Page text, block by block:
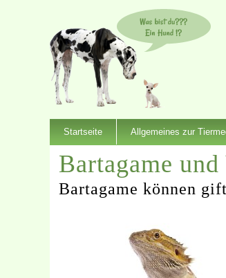
Startseite Allgemeines zur
Bartagame
Bartagame können